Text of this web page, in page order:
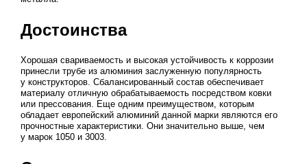
Достоинства
Хорошая свариваемость и высокая устойчивость к коррозии
принесли трубе из алюминия заслуженную популярность
у конструкторов. Сбалансированный состав обеспечивает
материалу отличную обрабатываемость посредством ковки
или прессования. Еще одним преимуществом, которым
обладает европейский алюминий данной марки являются его
прочностные характеристики. Они значительно выше, чем
у марок 1050 и 3003.